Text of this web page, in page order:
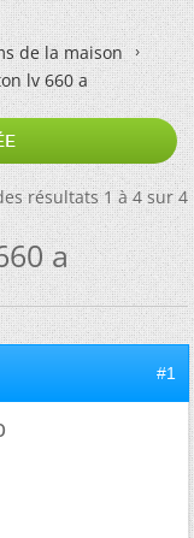
de la maison
lv 660 a
résultats 1 à 4 sur 4
a
#1